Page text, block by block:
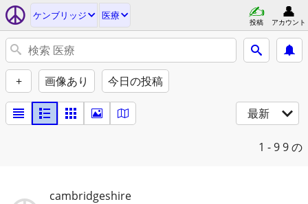
ケンブリッジ 医療
投稿 アカウント
+ 画像あり 今日の投稿
最新
1 - 99 の
cambridgeshire